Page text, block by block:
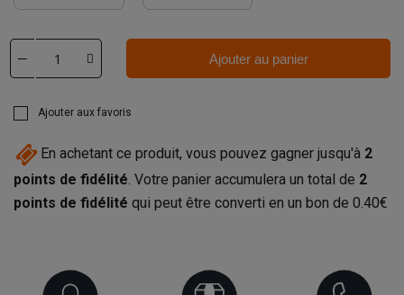
Ajouter au panier
Ajouter aux favoris
En achetant ce produit, vous pouvez gagner jusqu'à 2
points de fidélité. Votre panier accumulera un total de 2
points de fidélité qui peut être converti en un bon de 0.40€